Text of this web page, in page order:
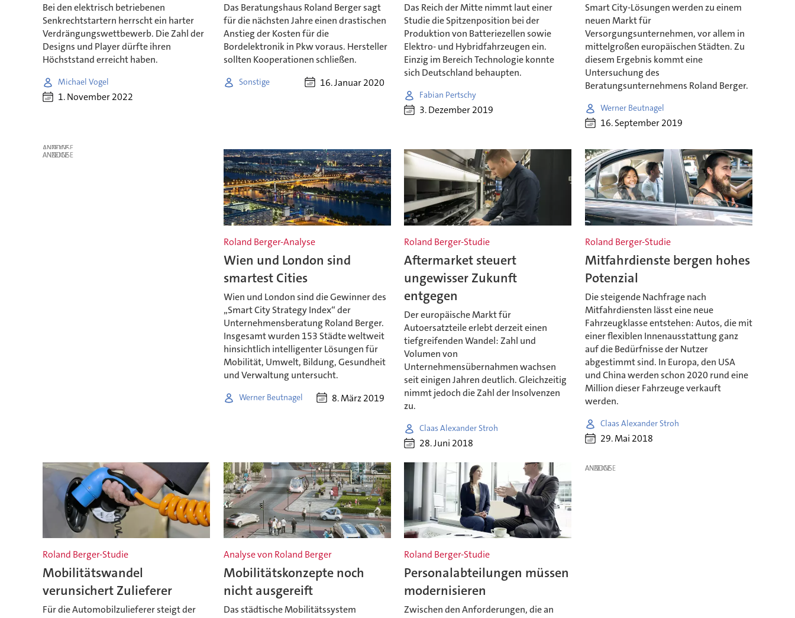
Bei den elektrisch betriebenen
Senkrechtstartern herrscht ein harter
Verdrängungswettbewerb. Die Zahl der
Designs und Player dürfte ihren
Höchststand erreicht haben.
Michael Vogel
1. November 2022
Das Beratungshaus Roland Berger sagt
für die nächsten Jahre einen drastischen
Anstieg der Kosten für die
Bordelektronik in Pkw voraus. Hersteller
sollten Kooperationen schließen.
Sonstige 16. Januar 2020
Das Reich der Mitte nimmt laut einer
Studie die Spitzenposition bei der
Produktion von Batteriezellen sowie
Elektro- und Hybridfahrzeugen ein.
Einzig im Bereich Technologie konnte
sich Deutschland behaupten.
Fabian Pertschy
3. Dezember 2019
Smart City-Lösungen werden zu einem
neuen Markt für
Versorgungsunternehmen, vor allem in
mittelgroßen europäischen Städten. Zu
diesem Ergebnis kommt eine
Untersuchung des
Beratungsunternehmens Roland Berger.
Werner Beutnagel
16. September 2019
ANZEIGE
ANZEIGE
Roland Berger-Analyse
Wien und London sind
smartest Cities
Wien und London sind die Gewinner des
„Smart City Strategy Index“ der
Unternehmensberatung Roland Berger.
Insgesamt wurden 153 Städte weltweit
hinsichtlich intelligenter Lösungen für
Mobilität, Umwelt, Bildung, Gesundheit
und Verwaltung untersucht.
Werner Beutnagel 8. März 2019
Roland Berger-Studie
Aftermarket steuert
ungewisser Zukunft
entgegen
Der europäische Markt für
Autoersatzteile erlebt derzeit einen
tiefgreifenden Wandel: Zahl und
Volumen von
Unternehmensübernahmen wachsen
seit einigen Jahren deutlich. Gleichzeitig
nimmt jedoch die Zahl der Insolvenzen
zu.
Claas Alexander Stroh
28. Juni 2018
Roland Berger-Studie
Mitfahrdienste bergen hohes
Potenzial
Die steigende Nachfrage nach
Mitfahrdiensten lässt eine neue
Fahrzeugklasse entstehen: Autos, die mit
einer flexiblen Innenausstattung ganz
auf die Bedürfnisse der Nutzer
abgestimmt sind. In Europa, den USA
und China werden schon 2020 rund eine
Million dieser Fahrzeuge verkauft
werden.
Claas Alexander Stroh
29. Mai 2018
Roland Berger-Studie
Mobilitätswandel
verunsichert Zulieferer
Für die Automobilzulieferer steigt der
Analyse von Roland Berger
Mobilitätskonzepte noch
nicht ausgereift
Das städtische Mobilitätssystem
Roland Berger-Studie
Personalabteilungen müssen
modernisieren
Zwischen den Anforderungen, die an
ANZEIGE